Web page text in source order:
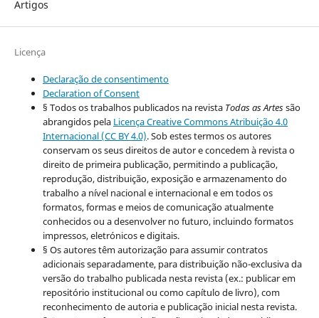
Artigos
Licença
Declaração de consentimento
Declaration of Consent
§ Todos os trabalhos publicados na revista Todas as Artessão
abrangidos pela Licença Creative Commons Atribuição 4.0
Internacional (CC BY 4.0). Sob estes termos os autores
conservam os seus direitos de autor e concedem à revista o
direito de primeira publicação, permitindo a publicação,
reprodução, distribuição, exposição e armazenamento do
trabalho a nível nacional e internacional e em todos os
formatos, formas e meios de comunicação atualmente
conhecidos ou a desenvolver no futuro, incluindo formatos
impressos, eletrónicos e digitais.
§ Os autores têm autorização para assumir contratos
adicionais separadamente, para distribuição não-exclusiva da
versão do trabalho publicada nesta revista (ex.: publicar em
repositório institucional ou como capítulo de livro), com
reconhecimento de autoria e publicação inicial nesta revista.